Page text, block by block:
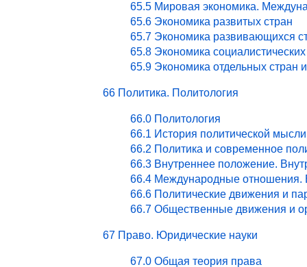
65.5 Мировая экономика.
65.6 Экономика развитых стран
65.7 Экономика развивающихся
65.8 Экономика
65.9 Экономика отдельных стран
66 Политика. Политология
66.0 Политология
66.1 История политической мысли
66.2 Политика и современное
66.3 Внутреннее положение.
66.4 Международные отношения.
66.6 Политические движения и
66.7 Общественные движения и
67 Право. Юридические науки
67.0 Общая теория права